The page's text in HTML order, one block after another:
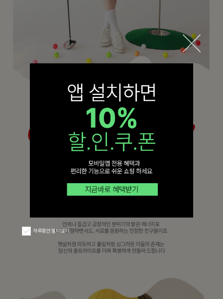
하루동안 열지 않기